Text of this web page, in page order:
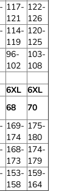
117-
121
122-
126
114-
119
120-
125
96-
102
103-
108
6XL 6XL
68
70
169-
174
175-
180
168-
173
174-
179
153-
158
159-
164